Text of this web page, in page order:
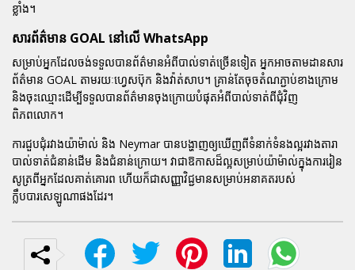
ខ្លាំង។
សារព័ត៌មាន GOAL នៅលើ WhatsApp
សម្រាប់អ្នកដែលចង់ទទួលបានព័ត៌មានអំពីបាល់ទាត់ច្រើនទៀត អ្នកអាចតាមដានសារ
ព័ត៌មាន GOAL តាមរយៈហ្វេសប៊ុក និងវ៉ាត់សាប។ គ្រាន់តែចុចតំណភ្ជាប់ខាងក្រោម
និងចុះឈ្មោះដើម្បីទទួលបានព័ត៌មានចុងក្រោយបំផុតអំពីបាល់ទាត់ពីជុំវិញ
ពិភពលោក។
ការជួបជុំរវាងយ៉ាម៉ាល់ និង Neymar បានបង្ហាញឲ្យឃើញពីទំនាក់ទំនងល្អរវាងតារា
បាល់ទាត់ជំនាន់ដើម និងជំនាន់ក្រោយ។ វាជាឱកាសដ៏ល្អសម្រាប់យ៉ាម៉ាល់ក្នុងការរៀន
សូត្រពីអ្នកដែលគាត់គោរព ហើយក៏ជាសញ្ញាវិជ្ជមានសម្រាប់អនាគតរបស់
ក្លឹបបារសេឡូណាផងដែរ។